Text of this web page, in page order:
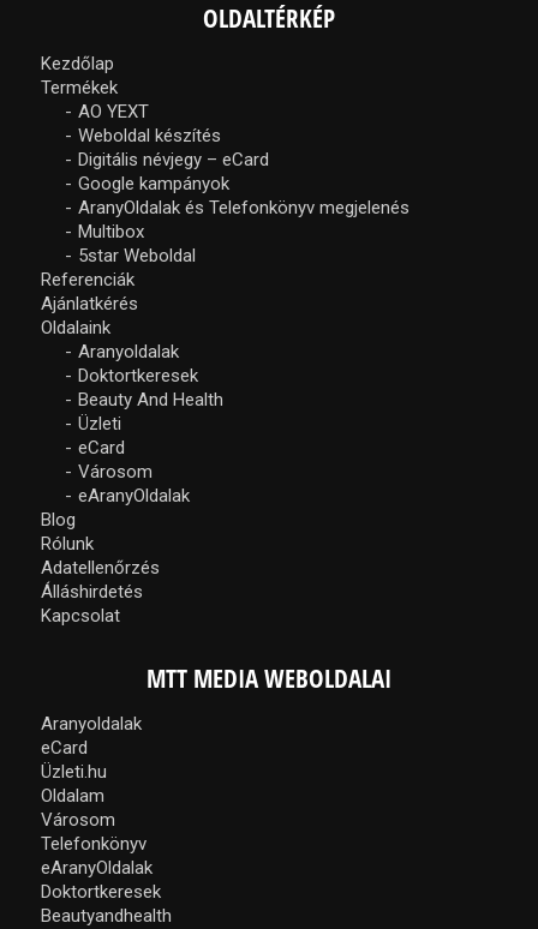
OLDALTÉRKÉP
Kezdőlap
Termékek
AO YEXT
Weboldal készítés
Digitális névjegy – eCard
Google kampányok
AranyOldalak és Telefonkönyv megjelenés
Multibox
5star Weboldal
Referenciák
Ajánlatkérés
Oldalaink
Aranyoldalak
Doktortkeresek
Beauty And Health
Üzleti
eCard
Városom
eAranyOldalak
Blog
Rólunk
Adatellenőrzés
Álláshirdetés
Kapcsolat
MTT MEDIA WEBOLDALAI
Aranyoldalak
eCard
Üzleti.hu
Oldalam
Városom
Telefonkönyv
eAranyOldalak
Doktortkeresek
Beautyandhealth